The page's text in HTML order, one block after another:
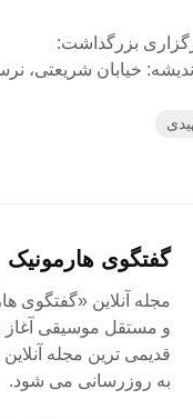
بزرگداشت:
خیابان شریعتی،
گفتگوی هارمونیک
و مستقل موسیقی آغاز
قدیمی ترین مجله
به روزرسانی می شود.